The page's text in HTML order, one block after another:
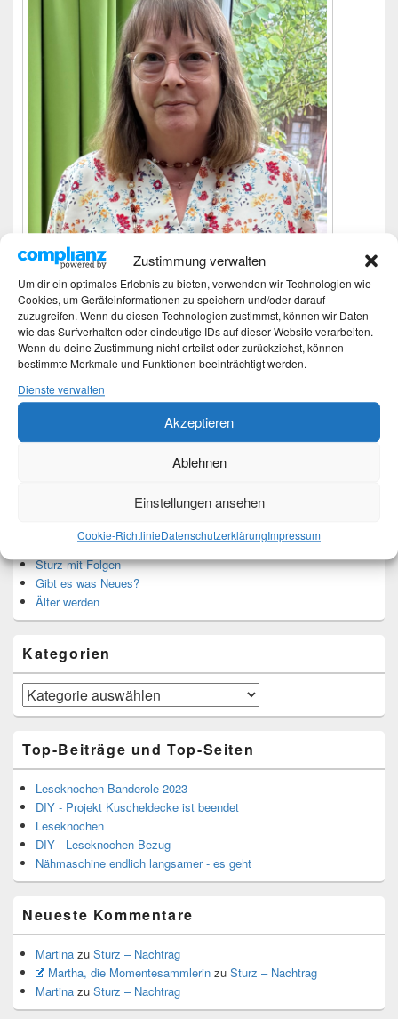
Zustimmung verwalten
Um dir ein optimales Erlebnis zu bieten, verwenden wir Technologien wie
Cookies, um Geräteinformationen zu speichern und/oder darauf
zuzugreifen. Wenn du diesen Technologien zustimmst, können wir Daten
wie das Surfverhalten oder eindeutige IDs auf dieser Website verarbeiten.
Wenn du deine Zustimmung nicht erteilst oder zurückziehst, können
bestimmte Merkmale und Funktionen beeinträchtigt werden.
Dienste verwalten
Akzeptieren
Ablehnen
Einstellungen ansehen
Cookie-RichtlinieDatenschutzerklärungImpressum
Ich bin Martina und Autorin dieses Blogs.
Mehr Infos unter About me.
Translate:
Sturz – Nachtrag
Sturz mit Folgen
Gibt es was Neues?
Älter werden
Kategorien
Kategorien
Top-Beiträge und Top-Seiten
Leseknochen-Banderole 2023
DIY - Projekt Kuscheldecke ist beendet
Leseknochen
DIY - Leseknochen-Bezug
Nähmaschine endlich langsamer - es geht
Neueste Kommentare
Martina zu Sturz – Nachtrag
Martha, die Momentesammlerinzu Sturz – Nachtrag
Martina zu Sturz – Nachtrag